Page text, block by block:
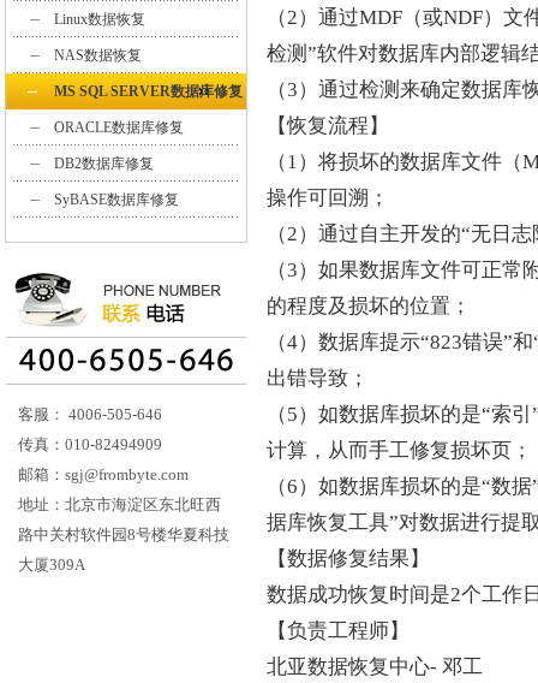
Linux数据恢复
NAS数据恢复
MS SQL SERVER数据库修复
ORACLE数据库修复
DB2数据库修复
SyBASE数据库修复
客服： 4006-505-646
传真：010-82494909
邮箱：sgj@frombyte.com
地址：北京市海淀区东北旺西
路中关村软件园8号楼华夏科技
大厦309A
（2）通过MDF（或NDF）文
检测”软件对数据库内部逻辑
（3）通过检测来确定数据库
【恢复流程】
（1）将损坏的数据库文件
操作可回溯；
（2）通过自主开发的“无日
（3）如果数据库文件可正
的程度及损坏的位置；
（4）数据库提示“823错误”
出错导致；
（5）如数据库损坏的是“索
计算，从而手工修复损坏页；
（6）如数据库损坏的是“数
据库恢复工具”对数据进行提
【数据修复结果】
数据成功恢复时间是2个工作
【负责工程师】
北亚数据恢复中心- 邓工